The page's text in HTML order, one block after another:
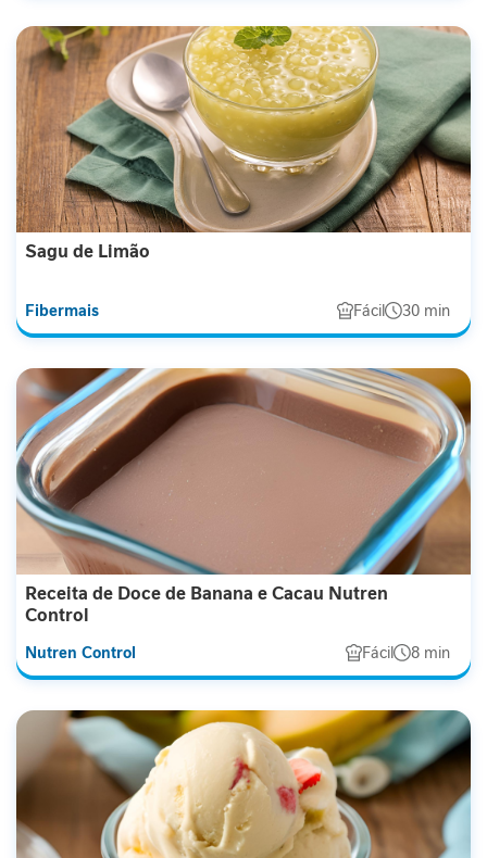
m
i
n
a
s
C
u
i
d
a
M
e
t
a
b
ó
l
i
c
o
A
n
t
o
x
i
d
Sagu de Limão
Fibermais Fácil 30 min
Receita de Doce de Banana e Cacau Nutren
Control
Nutren Control Fácil 8 min